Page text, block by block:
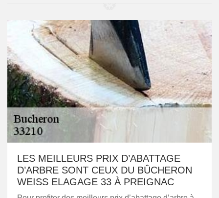
LES MEILLEURS PRIX D’ABATTAGE
D’ARBRE SONT CEUX DU BÛCHERON
WEISS ELAGAGE 33 À PREIGNAC